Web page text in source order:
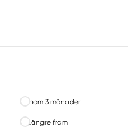
Inom 3 månader
Längre fram